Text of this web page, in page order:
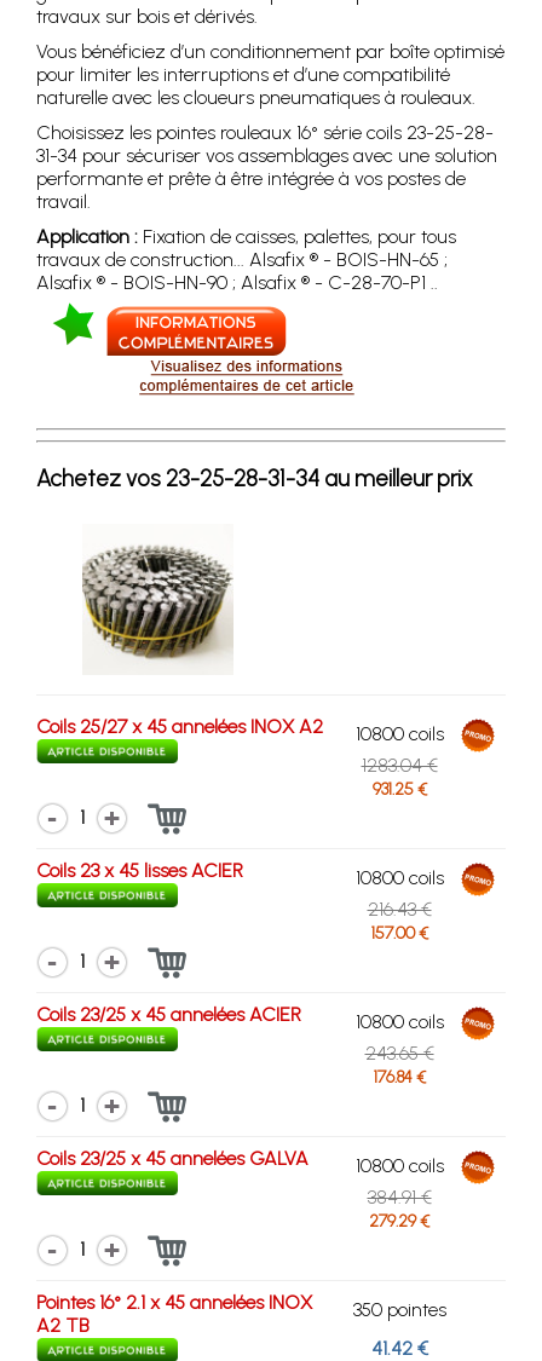
travaux sur bois et dérivés.
Vous bénéficiez d’un conditionnement par boîte optimisé
pour limiter les interruptions et d’une compatibilité
naturelle avec les cloueurs pneumatiques à rouleaux.
Choisissez les pointes rouleaux 16° série coils 23-25-28-
31-34 pour sécuriser vos assemblages avec une solution
performante et prête à être intégrée à vos postes de
travail.
Application : Fixation de caisses, palettes, pour tous
travaux de construction... Alsafix ® - BOIS-HN-65 ;
Alsafix ® - BOIS-HN-90 ; Alsafix ® - C-28-70-P1 ..
Achetez vos 23-25-28-31-34 au meilleur prix
Coils 25/27 x 45 annelées INOX A2
10800 coils
1283.04 €
931.25 €
1
Coils 23 x 45 lisses ACIER
10800 coils
216.43 €
157.00 €
1
Coils 23/25 x 45 annelées ACIER
10800 coils
243.65 €
176.84 €
1
Coils 23/25 x 45 annelées GALVA
10800 coils
384.91 €
279.29 €
1
Pointes 16° 2.1 x 45 annelées INOX
A2 TB
350 pointes
41.42 €